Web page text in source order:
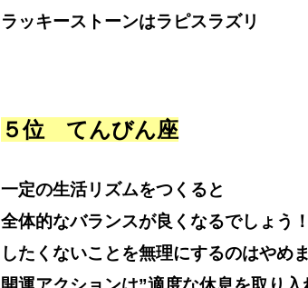
ラッキーストーンはラピスラズリ
５位 てんびん座
一定の生活リズムをつくると
全体的なバランスが良くなるでしょう！
したくないことを無理にするのはやめ